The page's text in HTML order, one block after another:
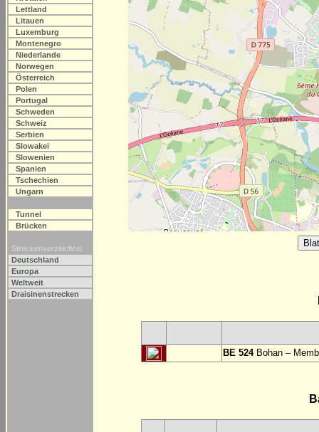
Lettland
Litauen
Luxemburg
Montenegro
Niederlande
Norwegen
Österreich
Polen
Portugal
Schweden
Schweiz
Serbien
Slowakei
Slowenien
Spanien
Tschechien
Ungarn
Tunnel
Brücken
Streckenverzeichnis
Deutschland
Europa
Weltweit
Draisinenstrecken
BE 524Bohan –